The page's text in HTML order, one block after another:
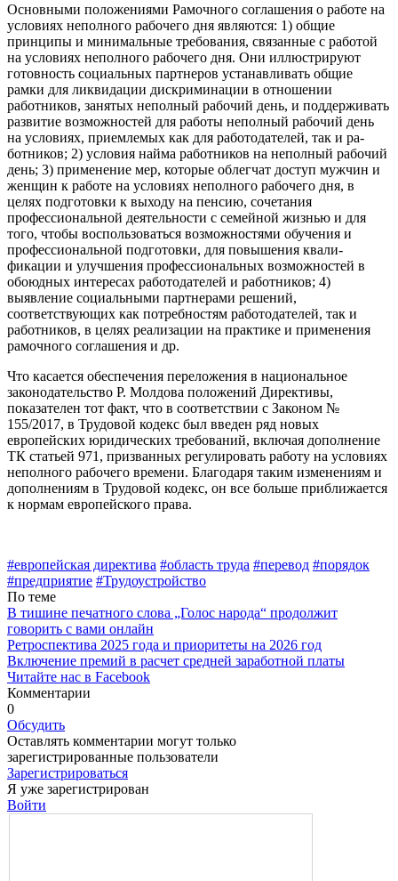
Основными положениями Рамочного соглашения о работе на
условиях неполного рабочего дня являются: 1) общие
принципы и минимальные требования, связанные с работой
на условиях непол­ного рабочего дня. Они иллюстрируют
готовность социальных пар­тнеров устанавливать общие
рамки для ликвидации дискримина­ции в отношении
работников, занятых неполный рабочий день, и поддерживать
развитие возможностей для работы неполный рабо­чий день
на условиях, приемлемых как для работодателей, так и ра­
ботников; 2) условия найма работников на неполный рабочий
день; 3) применение мер, которые облегчат доступ мужчин и
женщин к работе на условиях неполного рабочего дня, в
целях подготовки к выходу на пенсию, сочетания
профессиональной деятельности с се­мейной жизнью и для
того, чтобы воспользоваться возможностями обучения и
профессиональной подготовки, для повышения квали­
фикации и улучшения профессиональных возможностей в
обоюд­ных интересах работодателей и работников; 4)
выявление социаль­ными партнерами решений,
соответствующих как потребностям ра­ботодателей, так и
работников, в целях реализации на практике и применения
рамочного соглашения и др.
Что касается обеспечения переложения в национальное
законо­дательство Р. Молдова положений Директивы,
показателен тот факт, что в соответствии с Законом №
155/2017, в Трудовой кодекс был введен ряд новых
европейских юридических требований, включая дополнение
ТК статьей 971, призванных регулировать работу на ус­ловиях
неполного рабочего времени. Благодаря таким изменениям и
дополнениям в Трудовой кодекс, он все больше приближается
к нормам европейского права.
#европейская директива #область труда #перевод #порядок
#предприятие #Трудоустройство
По теме
В тишине печатного слова „Голос народа“ продолжит
говорить с вами онлайн
Ретроспектива 2025 года и приоритеты на 2026 год
Включение премий в расчет средней заработной платы
Читайте нас в Facebook
Комментарии
0
Обсудить
Оставлять комментарии могут только
зарегистрированные пользователи
Зарегистрироваться
Я уже зарегистрирован
Войти